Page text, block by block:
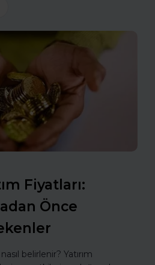
Fiyatları:
Önce
belirlenir? Yatırım